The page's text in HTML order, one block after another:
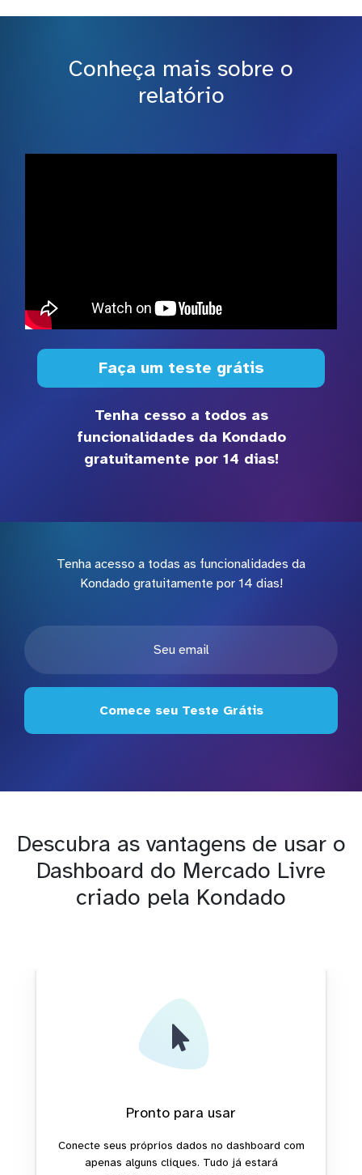
Conheça mais sobre o
relatório
Faça um teste grátis
Tenha cesso a todos as
funcionalidades da Kondado
gratuitamente por 14 dias!
Tenha acesso a todas as funcionalidades da
Kondado gratuitamente por 14 dias!
Comece seu Teste Grátis
Descubra as vantagens de usar o
Dashboard do Mercado Livre
criado pela Kondado
Pronto para usar
Conecte seus próprios dados no dashboard com
apenas alguns cliques. Tudo já estará